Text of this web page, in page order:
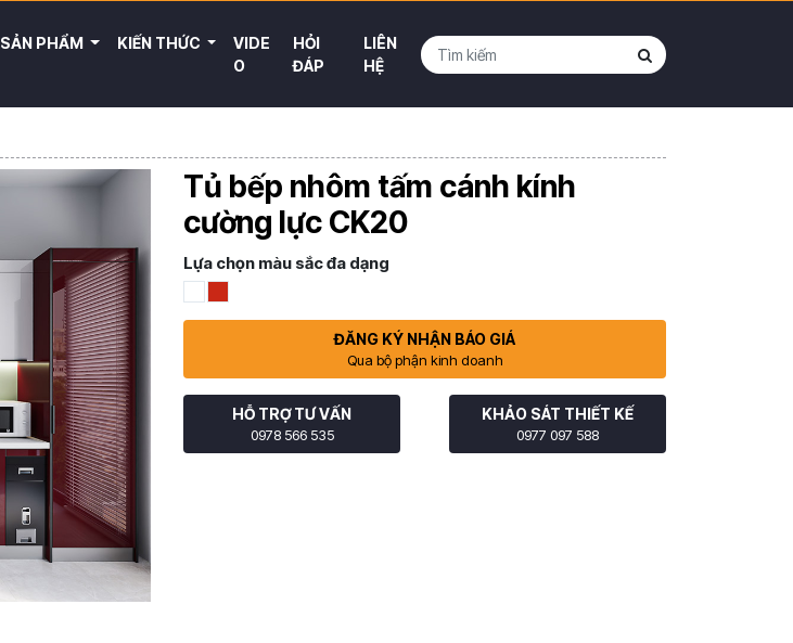
SẢN PHẨM KIẾN THỨC
VIDE
O
HỎI
ĐÁP
LIÊN
HỆ
Tủ bếp nhôm tấm cánh kính
cường lực CK20
Lựa chọn màu sắc đa dạng
ĐĂNG KÝ NHẬN BÁO GIÁ
Qua bộ phận kinh doanh
HỖ TRỢ TƯ VẤN
0978 566 535
KHẢO SÁT THIẾT KẾ
0977 097 588